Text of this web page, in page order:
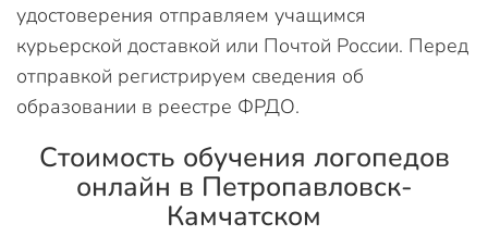
удостоверения отправляем учащимся
курьерской доставкой или Почтой России. Перед
отправкой регистрируем сведения об
образовании в реестре ФРДО.
Стоимость обучения логопедов
онлайн в Петропавловск-
Камчатском